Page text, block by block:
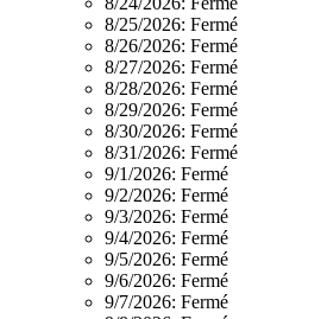
8/25/2026: Fermé
8/26/2026: Fermé
8/27/2026: Fermé
8/28/2026: Fermé
8/29/2026: Fermé
8/30/2026: Fermé
8/31/2026: Fermé
9/1/2026: Fermé
9/2/2026: Fermé
9/3/2026: Fermé
9/4/2026: Fermé
9/5/2026: Fermé
9/6/2026: Fermé
9/7/2026: Fermé